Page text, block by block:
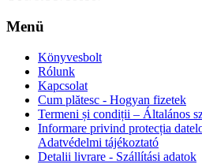
Menü
Könyvesbolt
Rólunk
Kapcsolat
Cum plătesc - Hogyan fizetek
Termeni și condiții – Általános
Informare privind protecția
Adatvédelmi tájékoztató
Detalii livrare - Szállítási adatok